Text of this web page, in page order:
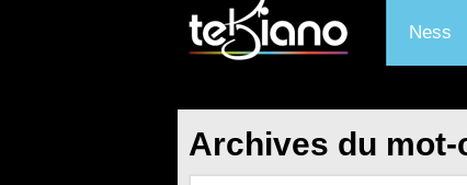
Ness
Archives du mot-